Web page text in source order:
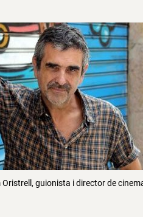
guionista i director de